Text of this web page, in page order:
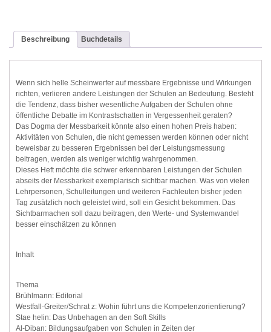
Beschreibung Buchdetails
Wenn sich helle Scheinwerfer auf messbare Ergebnisse und Wirkungen
richten, verlieren andere Leistungen der Schulen an Bedeutung. Besteht
die Tendenz, dass bisher wesentliche Aufgaben der Schulen ohne
öffentliche Debatte im Kontrastschatten in Vergessenheit geraten?
Das Dogma der Messbarkeit könnte also einen hohen Preis haben:
Aktivitäten von Schulen, die nicht gemessen werden können oder nicht
beweisbar zu besseren Ergebnissen bei der Leistungsmessung
beitragen, werden als weniger wichtig wahrgenommen.
Dieses Heft möchte die schwer erkennbaren Leistungen der Schulen
abseits der Messbarkeit exemplarisch sichtbar machen. Was von vielen
Lehrpersonen, Schulleitungen und weiteren Fachleuten bisher jeden
Tag zusätzlich noch geleistet wird, soll ein Gesicht bekommen. Das
Sichtbarmachen soll dazu beitragen, den Werte- und Systemwandel
besser einschätzen zu können
Inhalt
Thema
Brühlmann: Editorial
Westfall-Greiter/Schrat z: Wohin führt uns die Kompetenzorientierung?
Stae helin: Das Unbehagen an den Soft Skills
Al-Diban: Bildungsaufgaben von Schulen in Zeiten der